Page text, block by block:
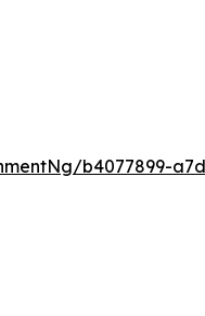
b4077899-